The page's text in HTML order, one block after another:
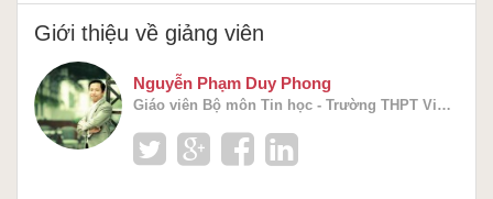
Giới thiệu về giảng viên
Nguyễn Phạm Duy Phong
Giáo viên Bộ môn Tin học - Trường THPT Vinschool - TimeCity